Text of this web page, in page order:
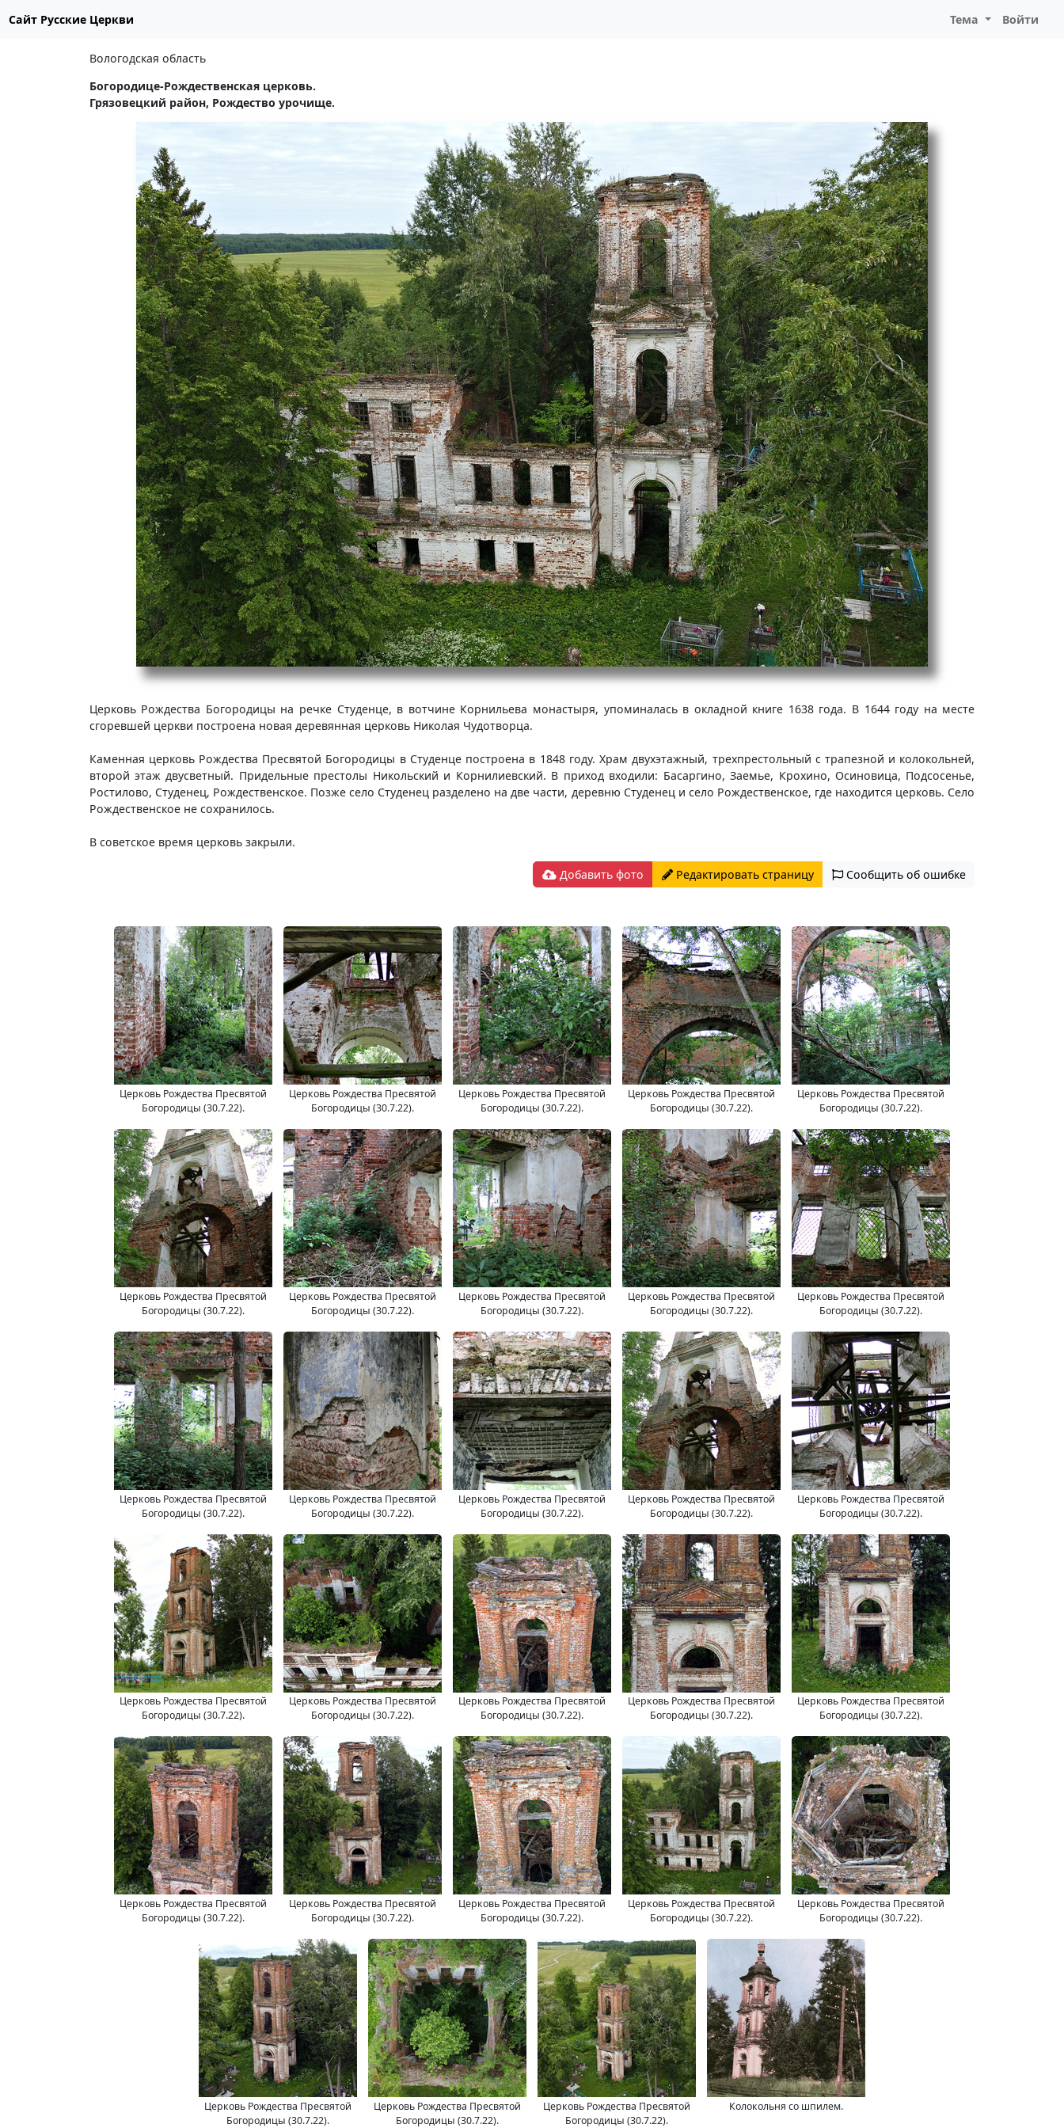
Сайт Русские Церкви Тема Войти
Вологодская область
Богородице-Рождественская церковь.
Грязовецкий район, Рождество урочище.
Церковь Рождества Богородицы на речке Студенце, в вотчине Корнильева монастыря, упоминалась в окладной книге 1638 года. В 1644 году на месте
сгоревшей церкви построена новая деревянная церковь Николая Чудотворца.
Каменная церковь Рождества Пресвятой Богородицы в Студенце построена в 1848 году. Храм двухэтажный, трехпрестольный с трапезной и колокольней,
второй этаж двусветный. Придельные престолы Никольский и Корнилиевский. В приход входили: Басаргино, Заемье, Крохино, Осиновица, Подсосенье,
Ростилово, Студенец, Рождественское. Позже село Студенец разделено на две части, деревню Студенец и село Рождественское, где находится церковь. Село
Рождественское не сохранилось.
В советское время церковь закрыли.
Добавить фото Редактировать страницу Сообщить об ошибке
Церковь Рождества Пресвятой
Богородицы (30.7.22).
Церковь Рождества Пресвятой
Богородицы (30.7.22).
Церковь Рождества Пресвятой
Богородицы (30.7.22).
Церковь Рождества Пресвятой
Богородицы (30.7.22).
Церковь Рождества Пресвятой
Богородицы (30.7.22).
Церковь Рождества Пресвятой
Богородицы (30.7.22).
Церковь Рождества Пресвятой
Богородицы (30.7.22).
Церковь Рождества Пресвятой
Богородицы (30.7.22).
Церковь Рождества Пресвятой
Богородицы (30.7.22).
Церковь Рождества Пресвятой
Богородицы (30.7.22).
Церковь Рождества Пресвятой
Богородицы (30.7.22).
Церковь Рождества Пресвятой
Богородицы (30.7.22).
Церковь Рождества Пресвятой
Богородицы (30.7.22).
Церковь Рождества Пресвятой
Богородицы (30.7.22).
Церковь Рождества Пресвятой
Богородицы (30.7.22).
Церковь Рождества Пресвятой
Богородицы (30.7.22).
Церковь Рождества Пресвятой
Богородицы (30.7.22).
Церковь Рождества Пресвятой
Богородицы (30.7.22).
Церковь Рождества Пресвятой
Богородицы (30.7.22).
Церковь Рождества Пресвятой
Богородицы (30.7.22).
Церковь Рождества Пресвятой
Богородицы (30.7.22).
Церковь Рождества Пресвятой
Богородицы (30.7.22).
Церковь Рождества Пресвятой
Богородицы (30.7.22).
Церковь Рождества Пресвятой
Богородицы (30.7.22).
Церковь Рождества Пресвятой
Богородицы (30.7.22).
Церковь Рождества Пресвятой
Богородицы (30.7.22).
Церковь Рождества Пресвятой
Богородицы (30.7.22).
Церковь Рождества Пресвятой
Богородицы (30.7.22).
Колокольня со шпилем.